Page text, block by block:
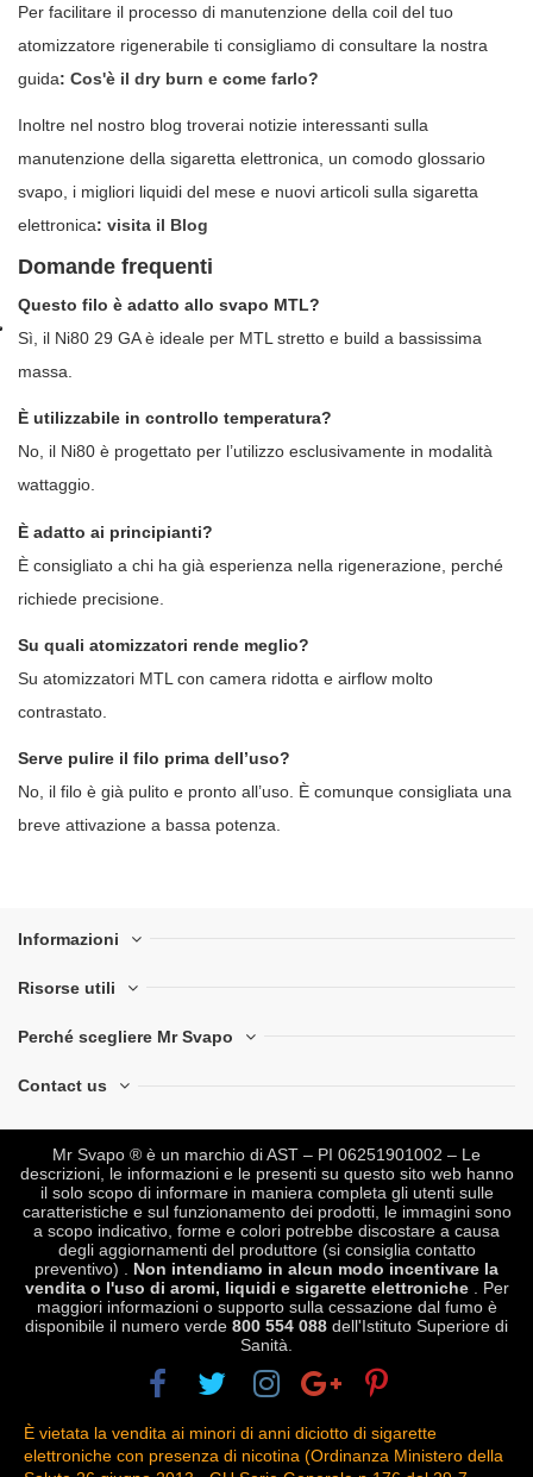
Per facilitare il processo di manutenzione della coil del tuo
atomizzatore rigenerabile ti consigliamo di consultare la nostra
guida: Cos'è il dry burn e come farlo?
Inoltre nel nostro blog troverai notizie interessanti sulla
manutenzione della sigaretta elettronica, un comodo glossario
svapo, i migliori liquidi del mese e nuovi articoli sulla sigaretta
elettronica: visita il Blog
Domande frequenti
Questo filo è adatto allo svapo MTL?
Sì, il Ni80 29 GA è ideale per MTL stretto e build a bassissima
massa.
È utilizzabile in controllo temperatura?
No, il Ni80 è progettato per l’utilizzo esclusivamente in modalità
wattaggio.
È adatto ai principianti?
È consigliato a chi ha già esperienza nella rigenerazione, perché
richiede precisione.
Su quali atomizzatori rende meglio?
Su atomizzatori MTL con camera ridotta e airflow molto
contrastato.
Serve pulire il filo prima dell’uso?
No, il filo è già pulito e pronto all’uso. È comunque consigliata una
breve attivazione a bassa potenza.
Informazioni
Risorse utili
Perché scegliere Mr Svapo
Contact us
Mr Svapo ® è un marchio di AST – PI 06251901002 – Le
descrizioni, le informazioni e le presenti su questo sito web hanno
il solo scopo di informare in maniera completa gli utenti sulle
caratteristiche e sul funzionamento dei prodotti, le immagini sono
a scopo indicativo, forme e colori potrebbe discostare a causa
degli aggiornamenti del produttore (si consiglia contatto
preventivo) . Non intendiamo in alcun modo incentivare la
vendita o l'uso di aromi, liquidi e sigarette elettroniche. Per
maggiori informazioni o supporto sulla cessazione dal fumo è
disponibile il numero verde 800 554 088 dell'Istituto Superiore di
Sanità.
È vietata la vendita ai minori di anni diciotto di sigarette
elettroniche con presenza di nicotina (Ordinanza Ministero della